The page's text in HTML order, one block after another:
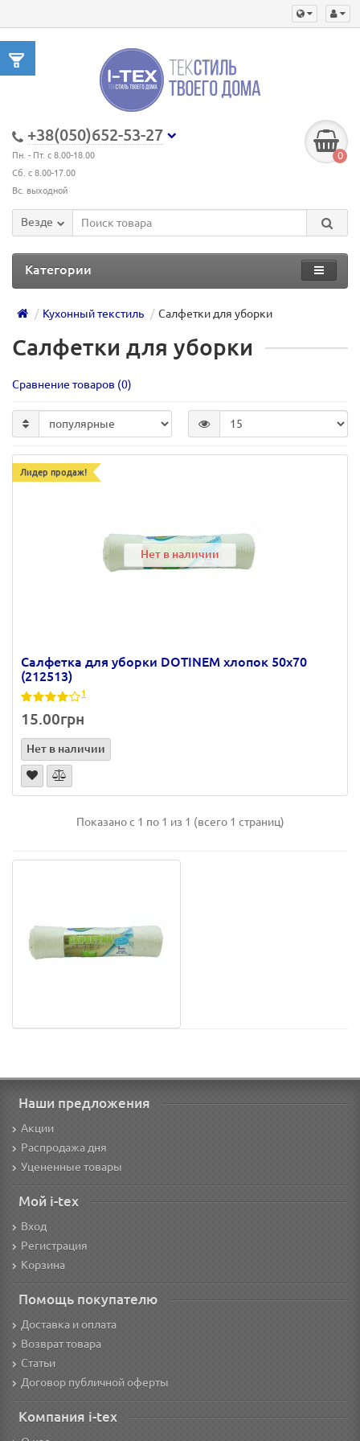
+38(050)652-53-27
Пн. - Пт. с 8.00-18.00
Сб. с 8.00-17.00
Вс. выходной
0
Везде
Категории
Кухонный текстиль Салфетки для уборки
Салфетки для уборки
Сравнение товаров (0)
Лидер продаж!
Нет в наличии
Салфетка для уборки DOTINEM хлопок 50х70
(212513)
1
15.00грн
Нет в наличии
Показано с 1 по 1 из 1 (всего 1 страниц)
Наши предложения
Акции
Распродажа дня
Уцененные товары
Мой i-tex
Вход
Регистрация
Корзина
Помощь покупателю
Доставка и оплата
Возврат товара
Статьи
Договор публичной оферты
Компания i-tex